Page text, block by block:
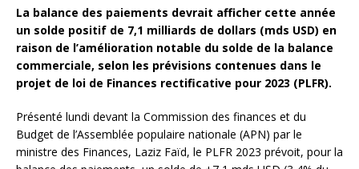
La balance des paiements devrait afficher cette année
un solde positif de 7,1 milliards de dollars (mds USD) en
raison de l’amélioration notable du solde de la balance
commerciale, selon les prévisions contenues dans le
projet de loi de Finances rectificative pour 2023 (PLFR).
Présenté lundi devant la Commission des finances et du
Budget de l’Assemblée populaire nationale (APN) par le
ministre des Finances, Laziz Faïd, le PLFR 2023 prévoit, pour la